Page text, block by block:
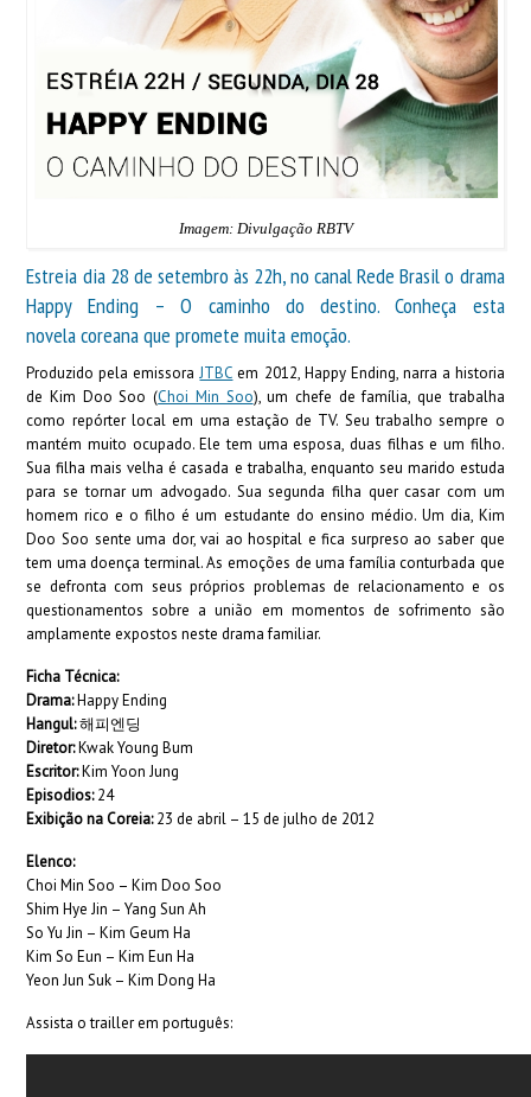
Imagem: Divulgação RBTV
Estreia dia 28 de setembro às 22h, no canal Rede Brasil o drama
Happy Ending – O caminho do destino. Conheça esta
novela coreana que promete muita emoção.
Produzido pela emissoraJTBC em 2012, Happy Ending, narra a historia
de Kim Doo Soo (Choi Min Soo), um chefe de família, que trabalha
como repórter local em uma estação de TV. Seu trabalho sempre o
mantém muito ocupado. Ele tem uma esposa, duas filhas e um filho.
Sua filha mais velha é casada e trabalha, enquanto seu marido estuda
para se tornar um advogado. Sua segunda filha quer casar com um
homem rico e o filho é um estudante do ensino médio. Um dia, Kim
Doo Soo sente uma dor, vai ao hospital e fica surpreso ao saber que
tem uma doença terminal. As emoções de uma família conturbada que
se defronta com seus próprios problemas de relacionamento e os
questionamentos sobre a união em momentos de sofrimento são
amplamente expostos neste drama familiar.
Ficha Técnica:
Drama:Happy Ending
Hangul:해피엔딩
Diretor:Kwak Young Bum
Escritor:Kim Yoon Jung
Episodios:24
Exibição na Coreia:23 de abril – 15 de julho de 2012
Elenco:
Choi Min Soo – Kim Doo Soo
Shim Hye Jin – Yang Sun Ah
So Yu Jin – Kim Geum Ha
Kim So Eun – Kim Eun Ha
Yeon Jun Suk – Kim Dong Ha
Assista o trailler em português: